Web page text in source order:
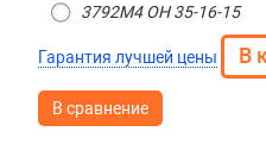
3792М4 ОН 35-16-15
Гарантия лучшей цены
В сравнение